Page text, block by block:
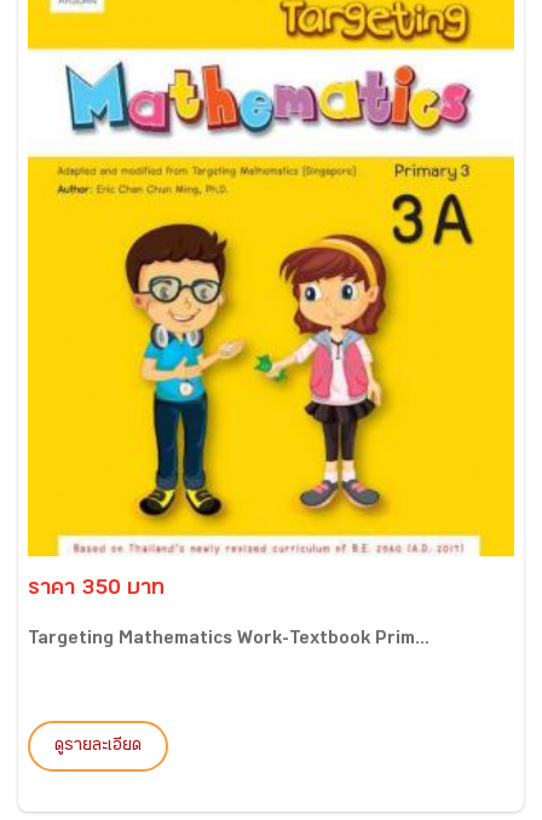
ราคา 350 บาท
Targeting Mathematics Work-Textbook Prim...
ดูรายละเอียด